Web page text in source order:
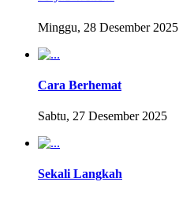
Minggu, 28 Desember 2025
Cara Berhemat
Sabtu, 27 Desember 2025
Sekali Langkah